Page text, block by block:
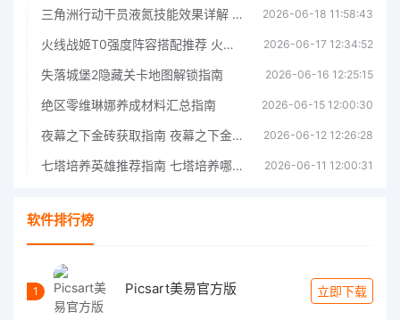
三角洲行动干员液氮技能效果详解 三角洲行动干员液氮技能介绍 2026-06-18 11:58:43
火线战姬T0强度阵容搭配推荐 火线战姬T0强度阵容哪个好 2026-06-17 12:34:52
失落城堡2隐藏关卡地图解锁指南 2026-06-16 12:25:15
绝区零维琳娜养成材料汇总指南 2026-06-15 12:00:30
夜幕之下金砖获取指南 夜幕之下金砖获取方法 2026-06-12 12:26:28
七塔培养英雄推荐指南 七塔培养哪个英雄好 2026-06-11 12:00:31
软件排行榜
1 Picsart美易官方版 立即下载